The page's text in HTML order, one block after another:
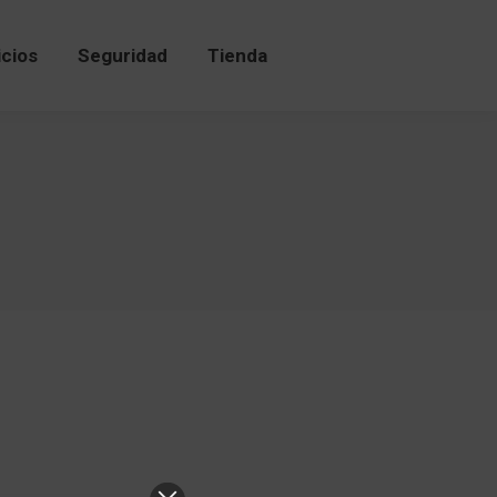
Seguridad Tienda
Seguridad Tienda